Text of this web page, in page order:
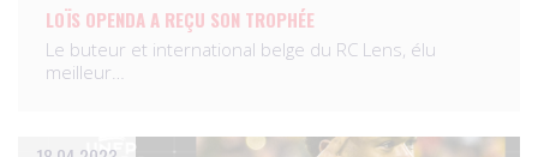
LOÏS OPENDA A REÇU SON TROPHÉE
Le buteur et international belge du RC Lens, élu
meilleur…